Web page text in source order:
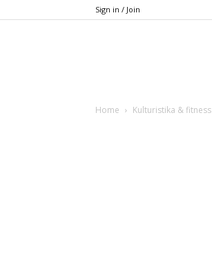
Sign in / Join
Home Kulturistika & fitness